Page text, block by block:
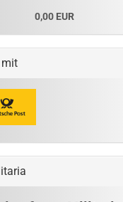
0,00 EUR
mit